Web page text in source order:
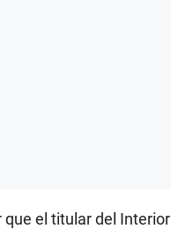
que el titular del Interior